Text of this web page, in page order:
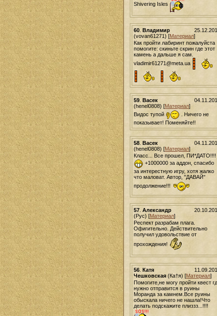
Shivering Isles
60 Владимир
(vovan61271) [Материал]
Как пройти лабиринт пожалуйста
помогите: скиньте скрин где этот
камень а дальше я сам.
vladimir61271@meta.ua
59 Васек
(henel0808) [Материал]
Видос тупой
. Ничего не
показывает! Поменяйте!!
58 Васек
(henel0808) [Материал]
Класс... Все прошел, ПИ*ДАТО!!!!
+1000000 за аддон, спасибо
за интерестную игру, хотя жалко
что маловат. Автор, "ДАВАЙ"
продолжение!!!
57 Александр
(Рус) [Материал]
Респект разрабам плага.
Офигительно. Действительно
получил удовольствие от
прохождения!
56 Катя
Чешковская (Ка†я) [Материал]
Помогите,не могу пройти квест
нужно отправится в руины
Моранда за камнем.Все руины
обыскала ничего не нашла!Что
делать подскажите плиззз...!!!!